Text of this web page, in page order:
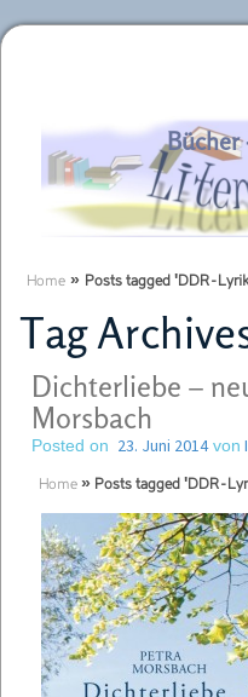
Bücher
Home » Posts tagged 'DDR-
Tag
Dichterliebe –
Morsbach
Posted on 23. Juni 2014von
Home » Posts tagged 'DDR-